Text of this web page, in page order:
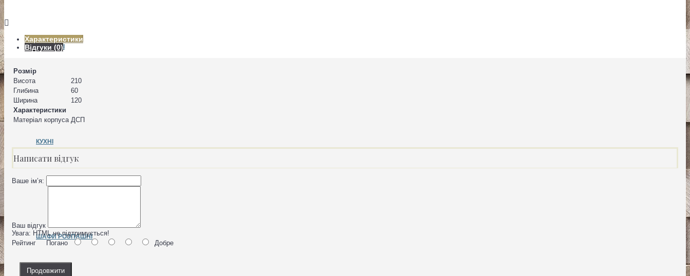
ВІТАЛЬНІ
КУХНІ
ШАФИ РОЗПАШНІ
Характеристики
Відгуки (0)
Розмір
Висота
210
Глибина
60
Ширина
120
Характеристики
Матеріал корпуса ДСП
Написати відгук
Ваше ім’я:
Ваш відгук
Увага: HTML не підтримується!
Рейтинг Погано Добре
Продовжити